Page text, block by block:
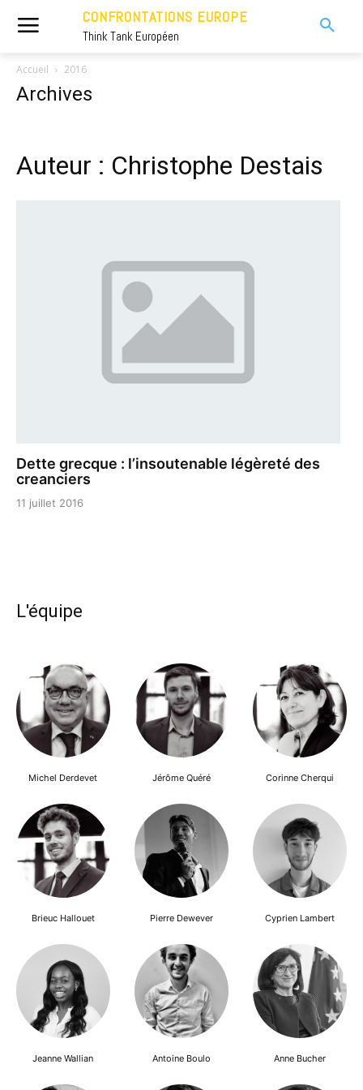
CONFRONTATIONS EUROPE
Think Tank Européen
Accueil 2016
Archives
Auteur : Christophe Destais
Dette grecque : l’insoutenable légèreté des
creanciers
11 juillet 2016
L'équipe
Michel Derdevet Jérôme Quéré Corinne Cherqui
Brieuc Hallouet Pierre Dewever Cyprien Lambert
Jeanne Wallian Antoine Boulo Anne Bucher